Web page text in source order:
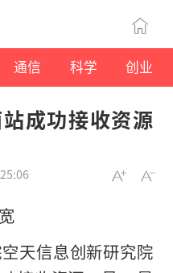
通信 科学 创业
成功接收资源
天信息创新研究院